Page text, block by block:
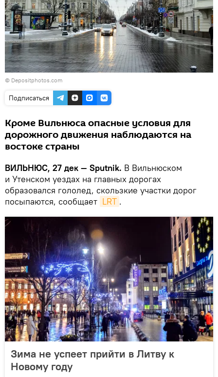
© Depositphotos.com
Подписаться
Кроме Вильнюса опасные условия для
дорожного движения наблюдаются на
востоке страны
ВИЛЬНЮС, 27 дек — Sputnik. В Вильнюском
и Утенском уездах на главных дорогах
образовался гололед, скользкие участки дорог
посыпаются, сообщает LRT .
Зима не успеет прийти в Литву к
Новому году